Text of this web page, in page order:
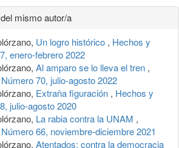
mismo autor/a
Un logro histórico , Hechos y
enero-febrero 2022
Al amparo se lo lleva el tren ,
70, julio-agosto 2022
Extraña figuración , Hechos y
julio-agosto 2020
La rabia contra la UNAM ,
66, noviembre-diciembre 2021
Atentados: contra la democracia